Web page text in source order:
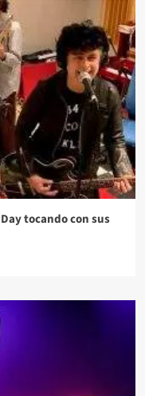
tocando con sus